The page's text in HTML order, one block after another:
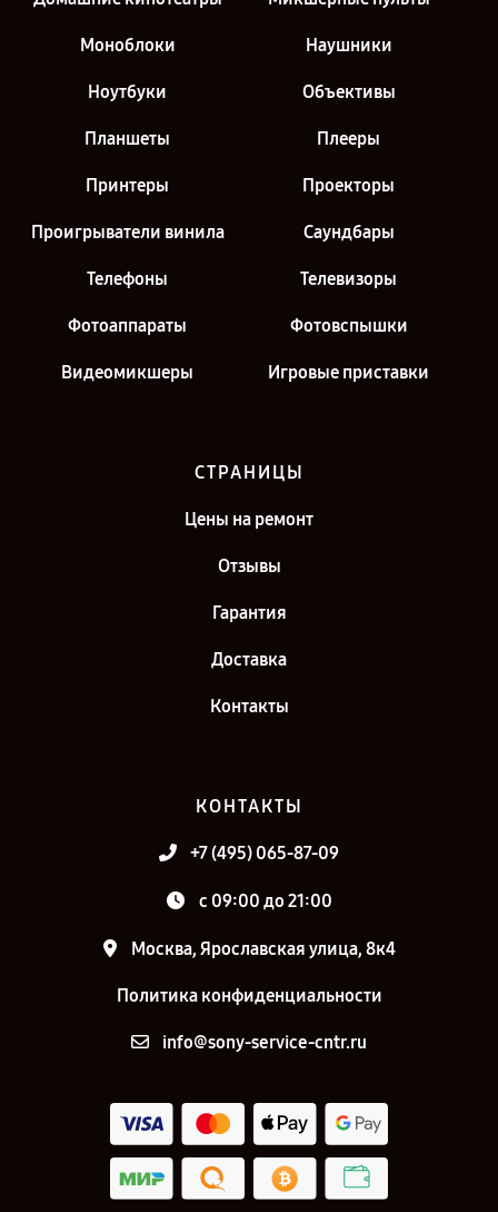
Моноблоки Наушники
Ноутбуки Объективы
Планшеты Плееры
Принтеры Проекторы
Проигрыватели винила Саундбары
Телефоны Телевизоры
Фотоаппараты Фотовспышки
Видеомикшеры Игровые приставки
СТРАНИЦЫ
Цены на ремонт
Отзывы
Гарантия
Доставка
Контакты
КОНТАКТЫ
+7 (495) 065-87-09
c 09:00 до 21:00
Москва, Ярославская улица, 8к4
Политика конфиденциальности
info@sony-service-cntr.ru